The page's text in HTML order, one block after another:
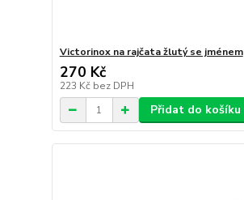
Victorinox na rajčata žlutý se jménem
270 Kč
223 Kč bez DPH
Přidat do košíku